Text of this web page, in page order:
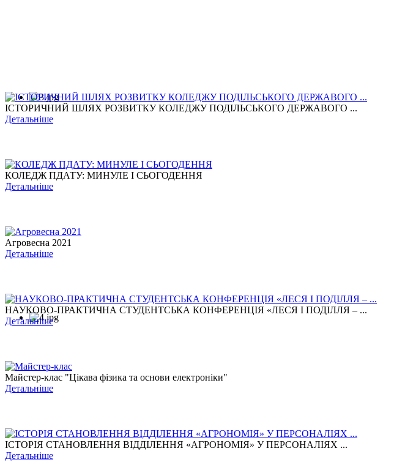
ІСТОРИЧНИЙ ШЛЯХ РОЗВИТКУ КОЛЕДЖУ ПОДІЛЬСЬКОГО ДЕРЖАВОГО ...
Детальніше
КОЛЕДЖ ПДАТУ: МИНУЛЕ І СЬОГОДЕННЯ
Детальніше
Агровесна 2021
Детальніше
НАУКОВО-ПРАКТИЧНА СТУДЕНТСЬКА КОНФЕРЕНЦІЯ «ЛЕСЯ І ПОДІЛЛЯ – ...
Детальніше
Майстер-клас "Цікава фізика та основи електроніки"
Детальніше
ІСТОРІЯ СТАНОВЛЕННЯ ВІДДІЛЕННЯ «АГРОНОМІЯ» У ПЕРСОНАЛІЯХ ...
Детальніше